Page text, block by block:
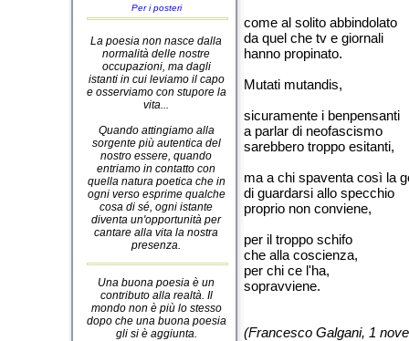
Per i posteri
La poesia non nasce dalla
normalità delle nostre
occupazioni, ma dagli
istanti in cui leviamo il capo
e osserviamo con stupore la
vita...
Quando attingiamo alla
sorgente più autentica del
nostro essere, quando
entriamo in contatto con
quella natura poetica che in
ogni verso esprime qualche
cosa di sé, ogni istante
diventa un'opportunità per
cantare alla vita la nostra
presenza.
Una buona poesia è un
contributo alla realtà. Il
mondo non è più lo stesso
dopo che una buona poesia
gli si è aggiunta.
come al solito abbindolato
da quel che tv e giornali
hanno propinato.
Mutati mutandis,
sicuramente i benpensanti
a parlar di neofascismo
sarebbero troppo esitanti,
ma a chi spaventa così la
di guardarsi allo specchio
proprio non conviene,
per il troppo schifo
che alla coscienza,
per chi ce l'ha,
sopravviene.
(Francesco Galgani, 1